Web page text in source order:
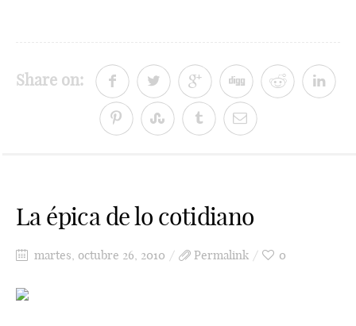
Share on:
La épica de lo cotidiano
martes, octubre 26, 2010 Permalink 0